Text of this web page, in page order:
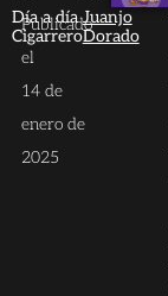
Día a día
Cigarrero
Publicado
el
14 de
enero de
2025
Juanjo
Dorado